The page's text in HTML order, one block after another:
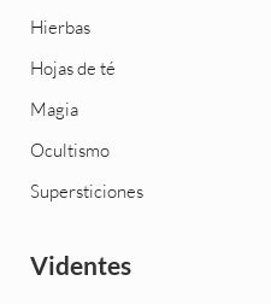
Hierbas
Hojas de té
Magia
Ocultismo
Supersticiones
Videntes